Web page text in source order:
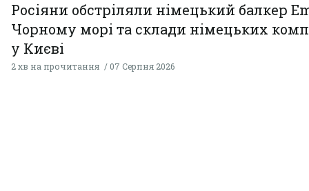
Росіяни обстріляли німецький балкер
Чорному морі та склади німецьких
у Києві
2 хв на прочитання 07 Серпня 2026